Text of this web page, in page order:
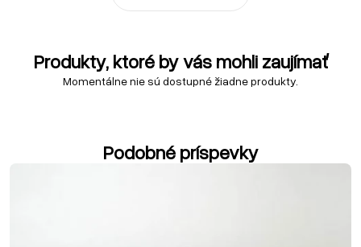
Produkty, ktoré by vás mohli zaujímať
Momentálne nie sú dostupné žiadne produkty.
Podobné príspevky